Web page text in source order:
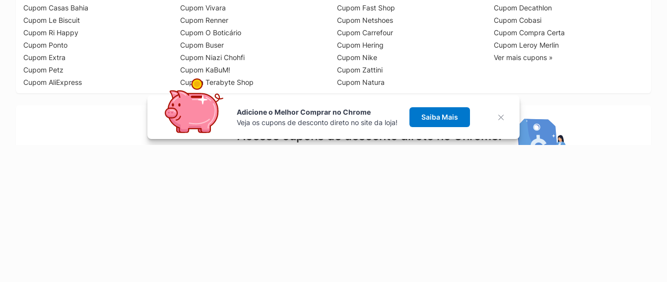
Cupom Casas Bahia
Cupom Le Biscuit
Cupom Ri Happy
Cupom Ponto
Cupom Extra
Cupom Petz
Cupom AliExpress
Cupom Vivara
Cupom Renner
Cupom O Boticário
Cupom Buser
Cupom Niazi Chohfi
Cupom KaBuM!
Cupom Terabyte Shop
Cupom Fast Shop
Cupom Netshoes
Cupom Carrefour
Cupom Hering
Cupom Nike
Cupom Zattini
Cupom Natura
Cupom Decathlon
Cupom Cobasi
Cupom Compra Certa
Cupom Leroy Merlin
Ver mais cupons »
Acesse cupons de desconto direto no Chrome!
Adicione o Melhor Comprar no Chrome
Veja os cupons de desconto direto no site da loja!
Saiba Mais